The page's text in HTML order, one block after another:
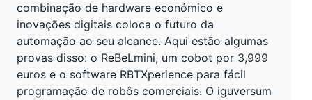
combinação de hardware económico e
inovações digitais coloca o futuro da
automação ao seu alcance. Aqui estão algumas
provas disso: o ReBeLmini, um cobot por 3,999
euros e o software RBTXperience para fácil
programação de robôs comerciais. O iguversum